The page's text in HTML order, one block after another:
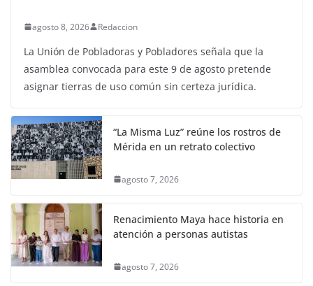
agosto 8, 2026 Redaccion
La Unión de Pobladoras y Pobladores señala que la
asamblea convocada para este 9 de agosto pretende
asignar tierras de uso común sin certeza jurídica.
“La Misma Luz” reúne los rostros de
Mérida en un retrato colectivo
agosto 7, 2026
Renacimiento Maya hace historia en
atención a personas autistas
agosto 7, 2026